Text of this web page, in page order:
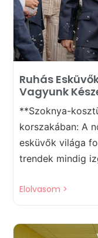
Ruhás
Vagyunk
**Szoknya-
korszakában: A
esküvők világa
trendek mindig
Elolvasom >